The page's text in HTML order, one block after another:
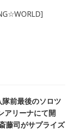
前最後のソロツ
アリーナにて開
藤司がサプライズ